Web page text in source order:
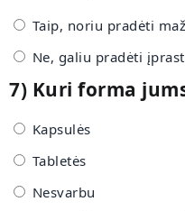
Taip, noriu pradėti
Ne, galiu pradėti
7) Kuri forma
Kapsulės
Tabletės
Nesvarbu